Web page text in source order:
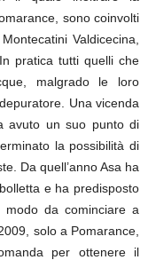
sono coinvolti
Valdicecina,
pratica tutti quelli che
malgrado le loro
Una vicenda
avuto un suo punto di
la possibilità di
Da quell’anno Asa ha
e ha predisposto
modo da cominciare a
solo a Pomarance,
per ottenere il